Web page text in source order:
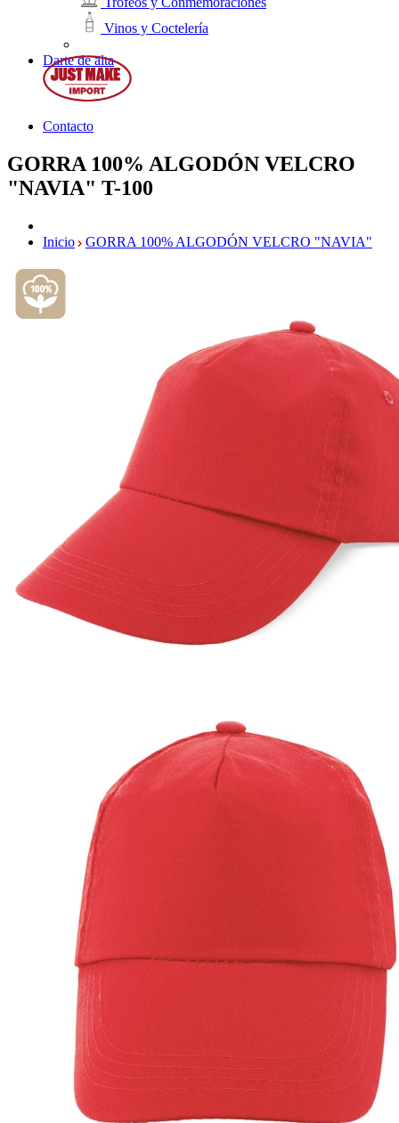
Vinos y Coctelería
Darte de alta
Contacto
GORRA 100% ALGODÓN VELCRO
"NAVIA" T-100
Inicio GORRA 100% ALGODÓN VELCRO "NAVIA"